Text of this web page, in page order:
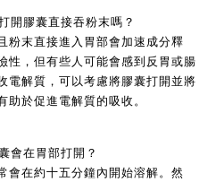
開膠囊直接吞粉末嗎？
粉末直接進入胃部會加速成分釋
性，但有些人可能會感到反胃或腸
電解質，可以考慮將膠囊打開並將
於促進電解質的吸收。
會在胃部打開？
會在約十五分鐘內開始溶解。然